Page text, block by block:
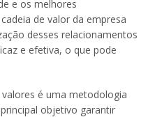
e os melhores
de valor da empresa
desses relacionamentos
e efetiva, o que pode
é uma metodologia
objetivo garantir